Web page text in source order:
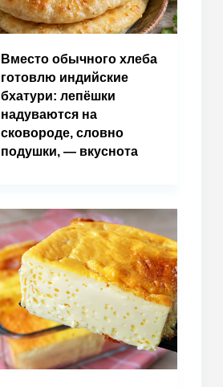
Вместо обычного хлеба
готовлю индийские
бхатури: лепёшки
надуваются на
сковороде, словно
подушки, — вкуснота